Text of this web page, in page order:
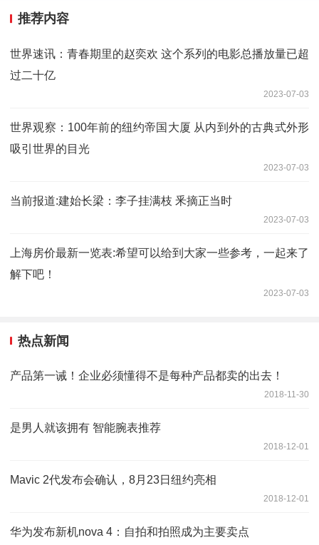
推荐内容
世界速讯：青春期里的赵奕欢 这个系列的电影总播放量已超
过二十亿
2023-07-03
世界观察：100年前的纽约帝国大厦 从内到外的古典式外形
吸引世界的目光
2023-07-03
当前报道:建始长梁：李子挂满枝 釆摘正当时
2023-07-03
上海房价最新一览表:希望可以给到大家一些参考，一起来了
解下吧！
2023-07-03
热点新闻
产品第一诫！企业必须懂得不是每种产品都卖的出去！
2018-11-30
是男人就该拥有 智能腕表推荐
2018-12-01
Mavic 2代发布会确认，8月23日纽约亮相
2018-12-01
华为发布新机nova 4：自拍和拍照成为主要卖点